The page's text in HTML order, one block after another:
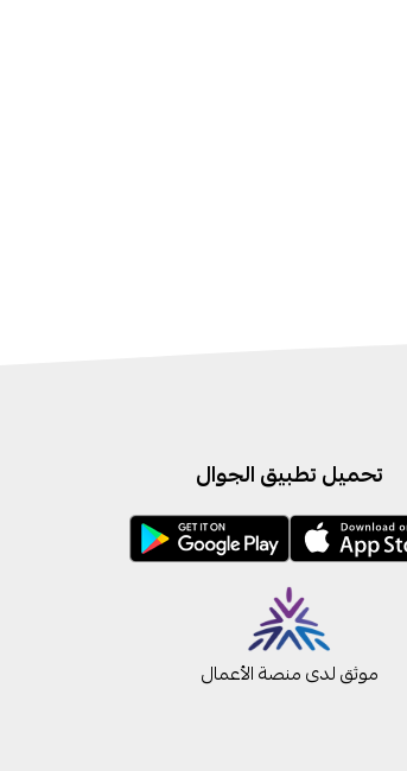
تحميل تطبيق الجوال
موثق لدى منصة الأعمال